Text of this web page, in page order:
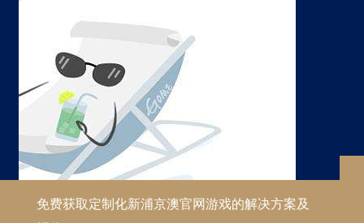
免费获取定制化新浦京澳官网游戏的解决方案及